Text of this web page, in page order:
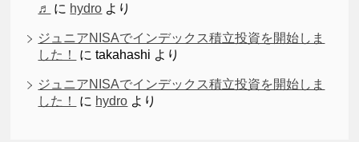
♬
に hydro より
ジュニアNISAでインデックス積立投資を開始しま
した！
にtakahashi より
ジュニアNISAでインデックス積立投資を開始しま
した！
に hydro より